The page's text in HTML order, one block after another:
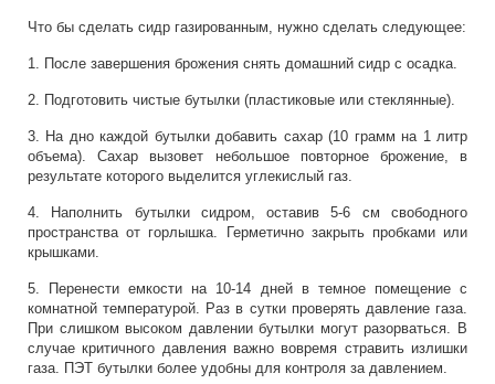
Что бы сделать сидр газированным, нужно сделать следующее:
1. После завершения брожения снять домашний сидр с осадка.
2. Подготовить чистые бутылки (пластиковые или стеклянные).
3. На дно каждой бутылки добавить сахар (10 грамм на 1 литр
объема). Сахар вызовет небольшое повторное брожение, в
результате которого выделится углекислый газ.
4. Наполнить бутылки сидром, оставив 5-6 см свободного
пространства от горлышка. Герметично закрыть пробками или
крышками.
5. Перенести емкости на 10-14 дней в темное помещение с
комнатной температурой. Раз в сутки проверять давление газа.
При слишком высоком давлении бутылки могут разорваться. В
случае критичного давления важно вовремя стравить излишки
газа. ПЭТ бутылки более удобны для контроля за давлением.